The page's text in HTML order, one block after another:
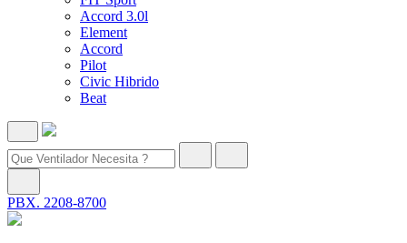
Accord 3.0l
Element
Accord
Pilot
Civic Hibrido
Beat
PBX. 2208-8700